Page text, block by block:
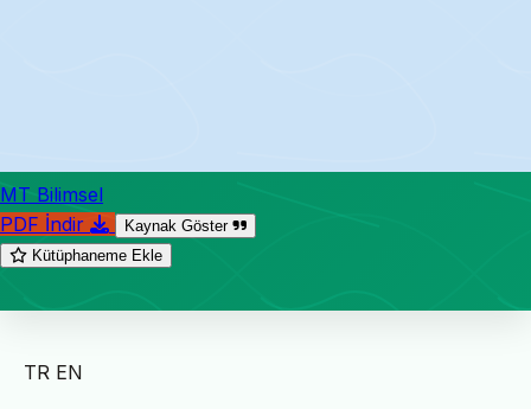
MT Bilimsel
PDF İndir
Kaynak Göster
Kütüphaneme Ekle
TR EN